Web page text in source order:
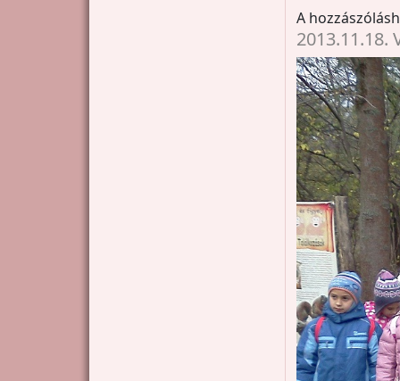
A
2013.11.18.